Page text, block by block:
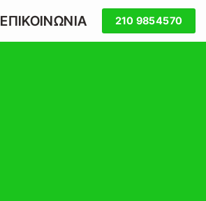
ΕΠΙΚΟΙΝΩΝΙΑ 210 9854570